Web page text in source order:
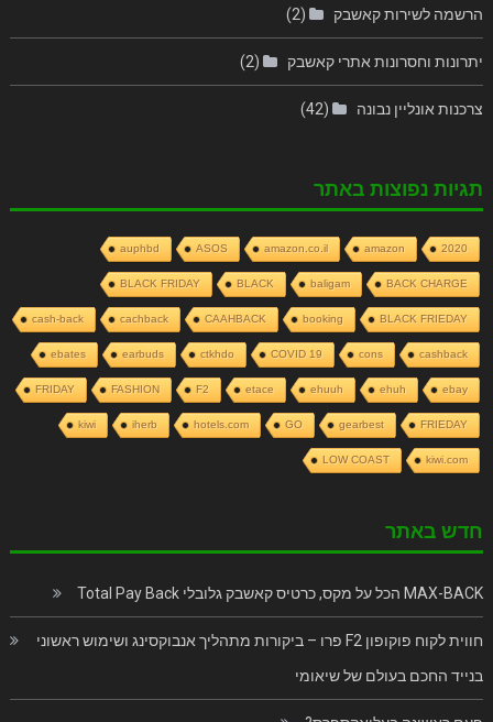
הרשמה לשירות קאשבק (2)
יתרונות וחסרונות אתרי קאשבק (2)
צרכנות אונליין נבונה (42)
תגיות נפוצות באתר
2020
amazon
amazon.co.il
ASOS
auphbd
BACK CHARGE
baligam
BLACK
BLACK FRIDAY
BLACK FRIEDAY
booking
CAAHBACK
cachback
cash-back
cashback
cons
COVID 19
ctkhdo
earbuds
ebates
ebay
ehuh
ehuuh
etace
F2
FASHION
FRIDAY
FRIEDAY
gearbest
GO
hotels.com
iherb
kiwi
kiwi.com
LOW COAST
חדש באתר
MAX-BACK הכל על מקס, כרטיס קאשבק גלובלי Total Pay Back
חווית לקוח פוקופון F2 פרו – ביקורות מתהליך אנבוקסינג ושימוש ראשוני
בנייד החכם בעולם של שיאומי